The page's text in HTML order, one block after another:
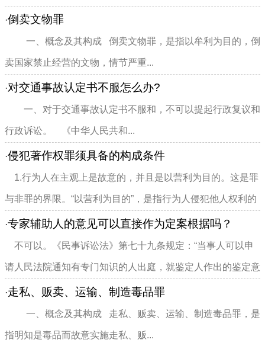
法院不应准许。理由在于...
·倒卖文物罪
一、概念及其构成 倒卖文物罪，是指以牟利为目的，倒
卖国家禁止经营的文物，情节严重...
·对交通事故认定书不服怎么办?
一、对于交通事故认定书不服和，不可以提起行政复议和
行政诉讼。 《中华人民共和...
·侵犯著作权罪须具备的构成条件
1.行为人在主观上是故意的，并且是以营利为目的。这是罪
与非罪的界限。“以营利为目的”，是指行为人侵犯他人权利的
行为是为了获取非法利...
·专家辅助人的意见可以直接作为定案根据吗？
不可以。《民事诉讼法》第七十九条规定：“当事人可以申
请人民法院通知有专门知识的人出庭，就鉴定人作出的鉴定意
见或者专业问题提出意...
·走私、贩卖、运输、制造毒品罪
一、概念及其构成 走私、贩卖、运输、制造毒品罪，是
指明知是毒品而故意实施走私、贩...